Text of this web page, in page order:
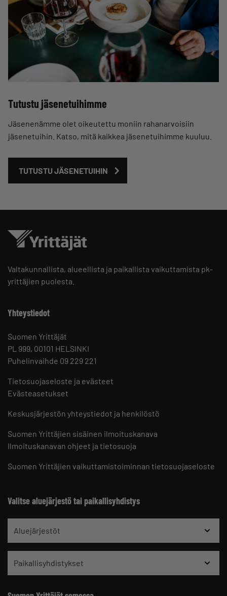
Tutustu jäsenetuihimme
Jäsenenämme olet oikeutettu moniin rahanarvoisiin
jäsenetuihin. Katso, mitä kaikkea jäsenetuihimme kuuluu.
TUTUSTU JÄSENETUIHIN
Valtakunnallista, alueellista ja paikallista vaikuttamista pk-
yrittäjien puolesta.
Yhteystiedot
Suomen Yrittäjät
PL 999, 00101 HELSINKI
Puhelinvaihde 09 229 221
Tietosuojaseloste ja evästeet
Evästeasetukset
Keskusjärjestön yhteystiedot ja henkilöstö
Suomen Yrittäjien sisäinen ilmoituskanava
Ilmoituskanavan ohjeet ja tietosuoja
Suomen Yrittäjien vaikuttamistoiminnan tietosuojaseloste
Valitse aluejärjestö tai paikallisyhdistys
Aluejärjestöt
Paikallisyhdistykset